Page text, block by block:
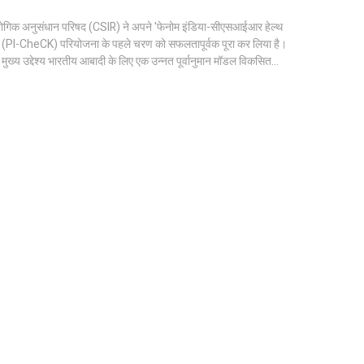
अनुसंधान परिषद (CSIR) ने अपने 'फेनोम इंडिया-सीएसआईआर हेल्थ
(PI-CheCK) परियोजना के पहले चरण को सफलतापूर्वक पूरा कर लिया है।
उद्देश्य भारतीय आबादी के लिए एक उन्नत पूर्वानुमान मॉडल विकसित
शहरों से 10,000 से अधिक नमूने एकत्र किए गए हैं।